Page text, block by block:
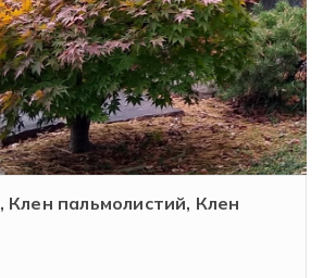
, Клен пальмолистий, Клен